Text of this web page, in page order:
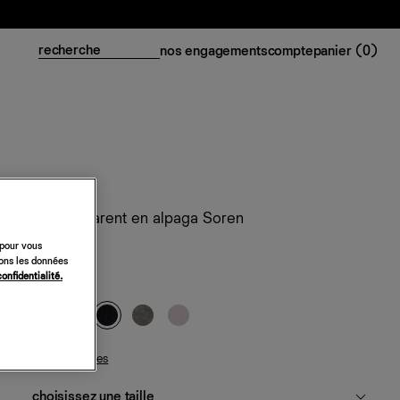
nos engagementscomptepanier (0)
Pull transparent en alpaga Soren
218 €
guide des tailles
vous
les données